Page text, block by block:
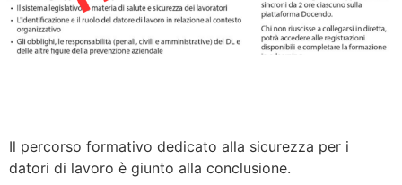
Il percorso formativo dedicato alla sicurezza per i
datori di lavoro è giunto alla conclusione.